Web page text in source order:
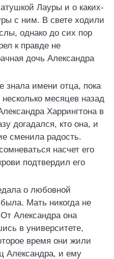
Лауры и о каких-
с ним. В свете ходили
однако до сих пор
к правде не
дочь Александра
знала имени отца, пока
месяцев назад
Харрингтона в
догадался, кто она, и
сменила радость.
насчет его
подтвердил его
о любовной
Мать никогда не
Александра она
в университете,
время они жили
Александра, и ему